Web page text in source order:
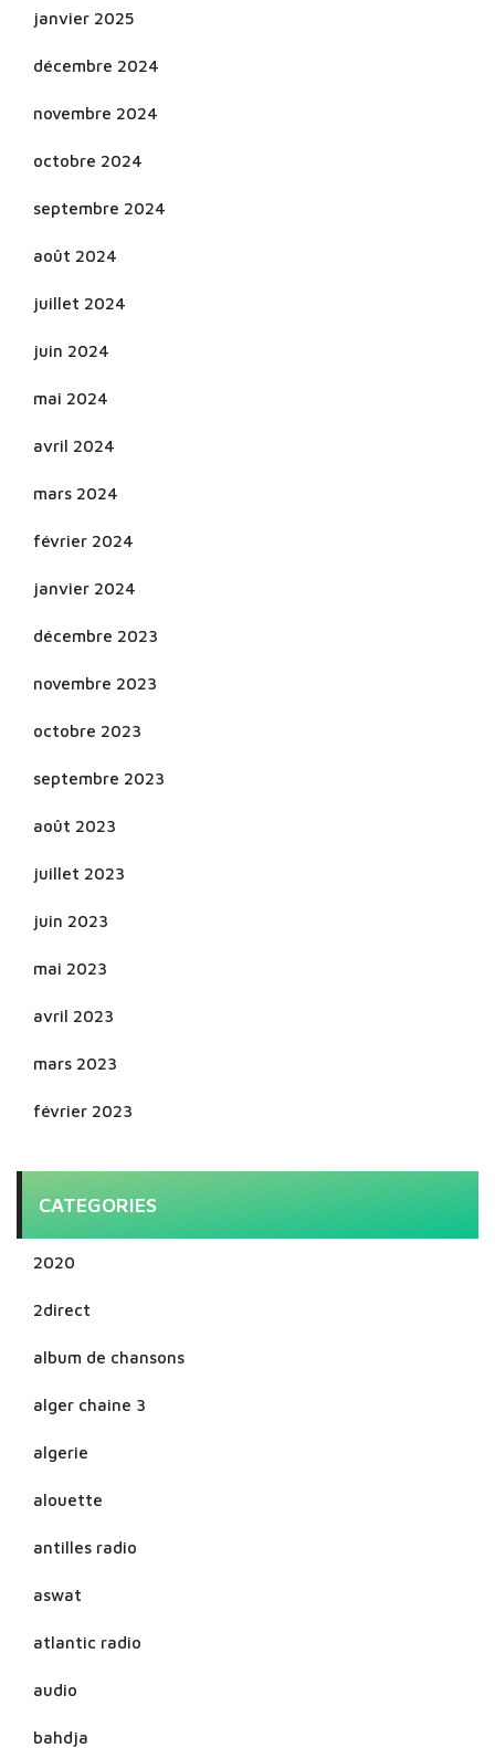
janvier 2025
décembre 2024
novembre 2024
octobre 2024
septembre 2024
août 2024
juillet 2024
juin 2024
mai 2024
avril 2024
mars 2024
février 2024
janvier 2024
décembre 2023
novembre 2023
octobre 2023
septembre 2023
août 2023
juillet 2023
juin 2023
mai 2023
avril 2023
mars 2023
février 2023
CATEGORIES
2020
2direct
album de chansons
alger chaine 3
algerie
alouette
antilles radio
aswat
atlantic radio
audio
bahdja